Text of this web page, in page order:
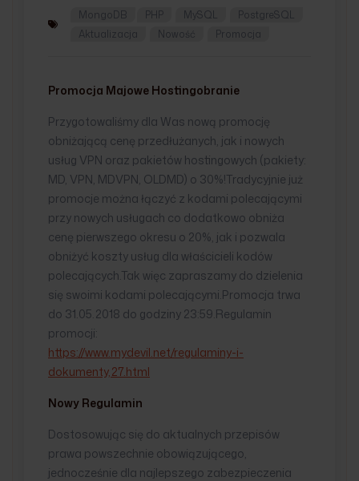
MongoDB
PHP MySQL
PostgreSQL
Aktualizacja
Nowość Promocja
Promocja Majowe Hostingobranie
Przygotowaliśmy dla Was nową promocję
obniżającą cenę przedłużanych, jak i nowych
usług VPN oraz pakietów hostingowych (pakiety:
MD, VPN, MDVPN, OLDMD) o 30%!Tradycyjnie już
promocje można łączyć z kodami polecającymi
przy nowych usługach co dodatkowo obniża
cenę pierwszego okresu o 20%, jak i pozwala
obniżyć koszty usług dla właścicieli kodów
polecających.Tak więc zapraszamy do dzielenia
się swoimi kodami polecającymi.Promocja trwa
do 31.05.2018 do godziny 23:59.Regulamin
promocji:
https://www.mydevil.net/regulaminy-i-
dokumenty,27.html
Nowy Regulamin
Dostosowując się do aktualnych przepisów
prawa powszechnie obowiązującego,
jednocześnie dla najlepszego zabezpieczenia